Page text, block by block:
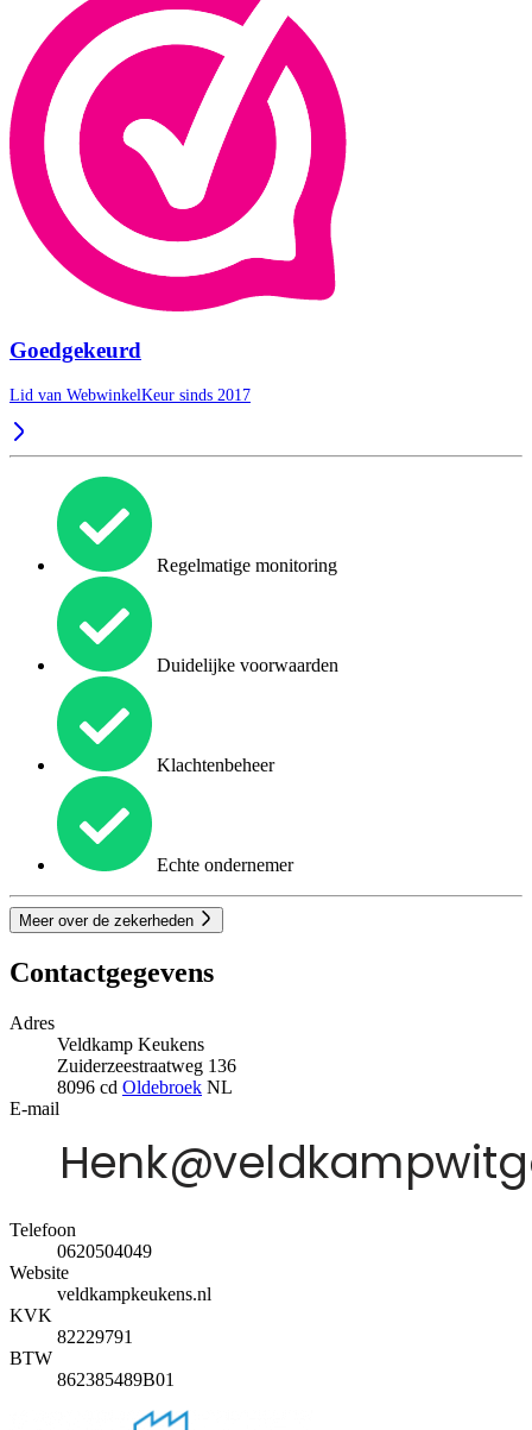
Goedgekeurd
Lid van WebwinkelKeur sinds 2017
Regelmatige monitoring
Duidelijke voorwaarden
Klachtenbeheer
Echte ondernemer
Meer over de zekerheden
Contactgegevens
Adres
Veldkamp Keukens
Zuiderzeestraatweg 136
8096 cd Oldebroek NL
E-mail
Telefoon
0620504049
Website
veldkampkeukens.nl
KVK
82229791
BTW
862385489B01